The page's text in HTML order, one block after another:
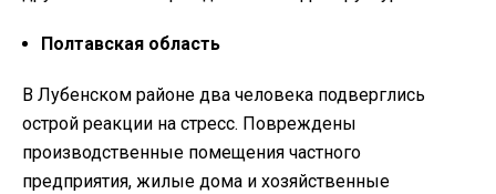
Полтавская область
В Лубенском районе два человека подверглись
острой реакции на стресс. Повреждены
производственные помещения частного
предприятия, жилые дома и хозяйственные